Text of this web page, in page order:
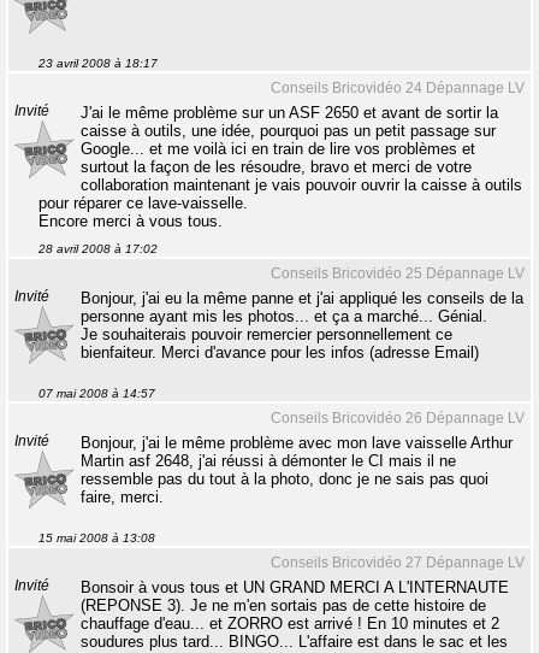
23 avril 2008 à 18:17
Conseils Bricovidéo 24 Dépannage LV
Invité
J'ai le même problème sur un ASF 2650 et avant de sortir la
caisse à outils, une idée, pourquoi pas un petit passage sur
Google... et me voilà ici en train de lire vos problèmes et
surtout la façon de les résoudre, bravo et merci de votre
collaboration maintenant je vais pouvoir ouvrir la caisse à outils
pour réparer ce lave-vaisselle.
Encore merci à vous tous.
28 avril 2008 à 17:02
Conseils Bricovidéo 25 Dépannage LV
Invité
Bonjour, j'ai eu la même panne et j'ai appliqué les conseils de la
personne ayant mis les photos... et ça a marché... Génial.
Je souhaiterais pouvoir remercier personnellement ce
bienfaiteur. Merci d'avance pour les infos (adresse Email)
07 mai 2008 à 14:57
Conseils Bricovidéo 26 Dépannage LV
Invité
Bonjour, j'ai le même problème avec mon lave vaisselle Arthur
Martin asf 2648, j'ai réussi à démonter le CI mais il ne
ressemble pas du tout à la photo, donc je ne sais pas quoi
faire, merci.
15 mai 2008 à 13:08
Conseils Bricovidéo 27 Dépannage LV
Invité
Bonsoir à vous tous et UN GRAND MERCI A L'INTERNAUTE
(REPONSE 3). Je ne m'en sortais pas de cette histoire de
chauffage d'eau... et ZORRO est arrivé ! En 10 minutes et 2
soudures plus tard... BINGO... L'affaire est dans le sac et les